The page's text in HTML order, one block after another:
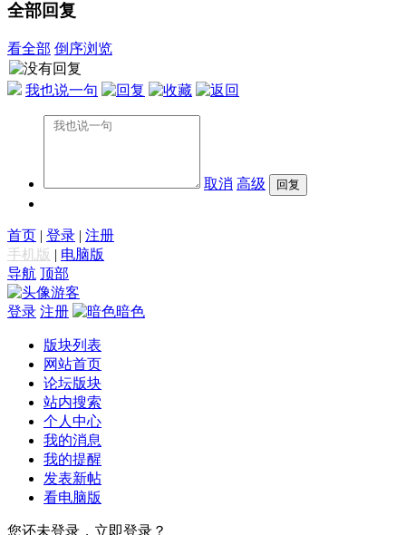
全部回复
看全部 倒序浏览
我也说一句
取消 高级
首页 | 登录 | 注册
手机版 | 电脑版
导航 顶部
游客
登录 注册 暗色
版块列表
网站首页
论坛版块
站内搜索
个人中心
我的消息
我的提醒
发表新帖
看电脑版
您还未登录，立即登录？